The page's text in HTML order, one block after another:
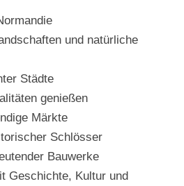
und natürliche
Städte
genießen
Märkte
Schlösser
Bauwerke
Geschichte, Kultur und